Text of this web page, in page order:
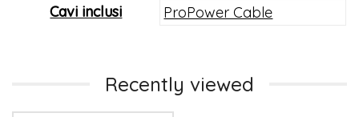
Cavi inclusi
ProPower Cable
Recently viewed